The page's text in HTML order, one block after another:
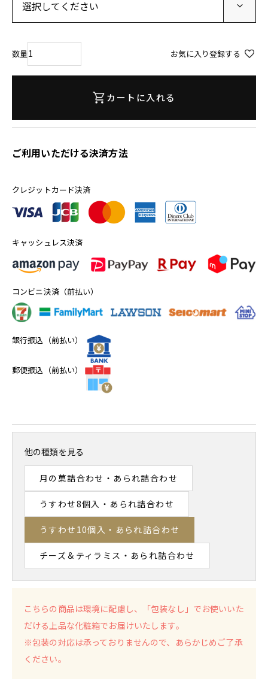
お気に入り登録する
カートに入れる
ご利用いただける決済方法
クレジットカード決済
キャッシュレス決済
コンビニ決済（前払い）
銀行振込（前払い）
郵便振込（前払い）
他の種類を見る
月の菓詰合わせ・あられ詰合わせ
うすわせ8個入・あられ詰合わせ
うすわせ10個入・あられ詰合わせ
チーズ＆ティラミス・あられ詰合わせ
こちらの商品は環境に配慮し、「包装なし」でお使いいた
だける上品な化粧箱でお届けいたします。
※包装の対応は承っておりませんので、あらかじめご了承
ください。